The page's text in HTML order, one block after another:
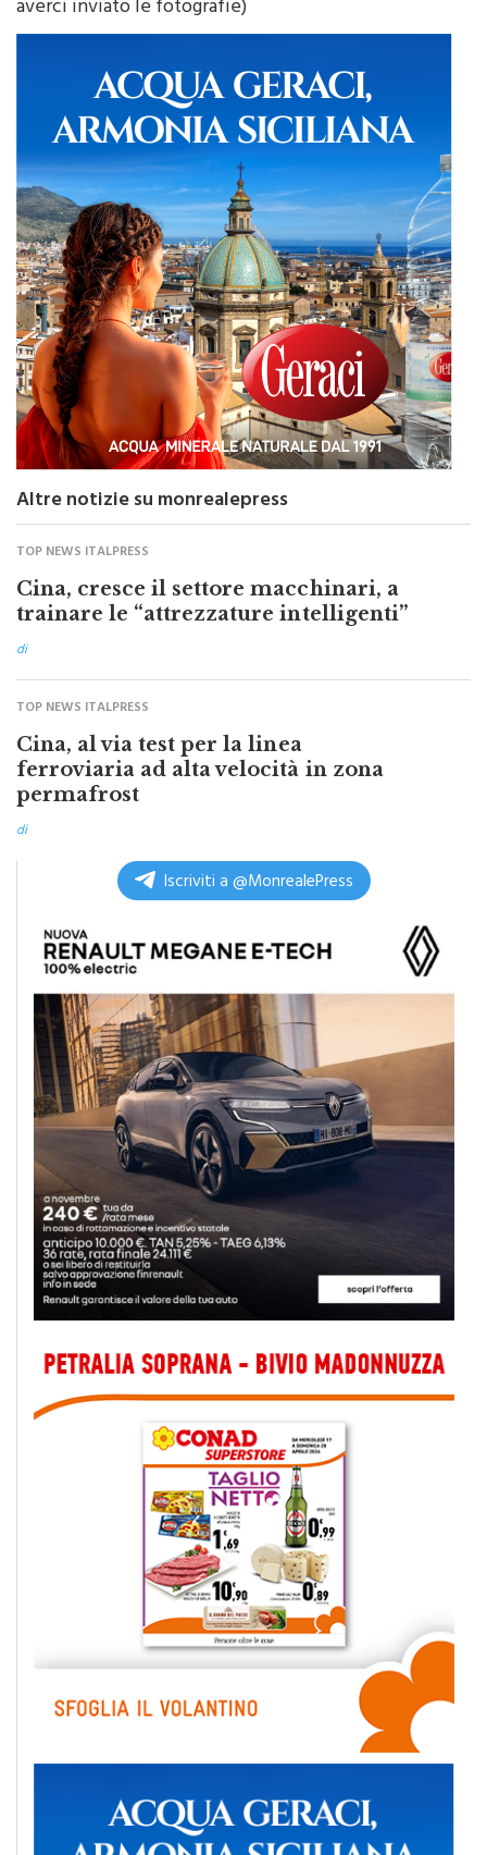
Altre notizie su monrealepress
TOP NEWS ITALPRESS
Cina, cresce il settore macchinari, a
trainare le “attrezzature intelligenti”
di
TOP NEWS ITALPRESS
Cina, al via test per la linea
ferroviaria ad alta velocità in zona
permafrost
di
Iscriviti a @MonrealePress